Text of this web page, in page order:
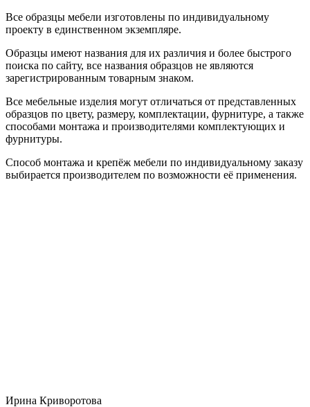
Все образцы мебели изготовлены по индивидуальному
проекту в единственном экземпляре.
Образцы имеют названия для их различия и более быстрого
поиска по сайту, все названия образцов не являются
зарегистрированным товарным знаком.
Все мебельные изделия могут отличаться от представленных
образцов по цвету, размеру, комплектации, фурнитуре, а также
способами монтажа и производителями комплектующих и
фурнитуры.
Способ монтажа и крепёж мебели по индивидуальному заказу
выбирается производителем по возможности её применения.
Ирина Криворотова